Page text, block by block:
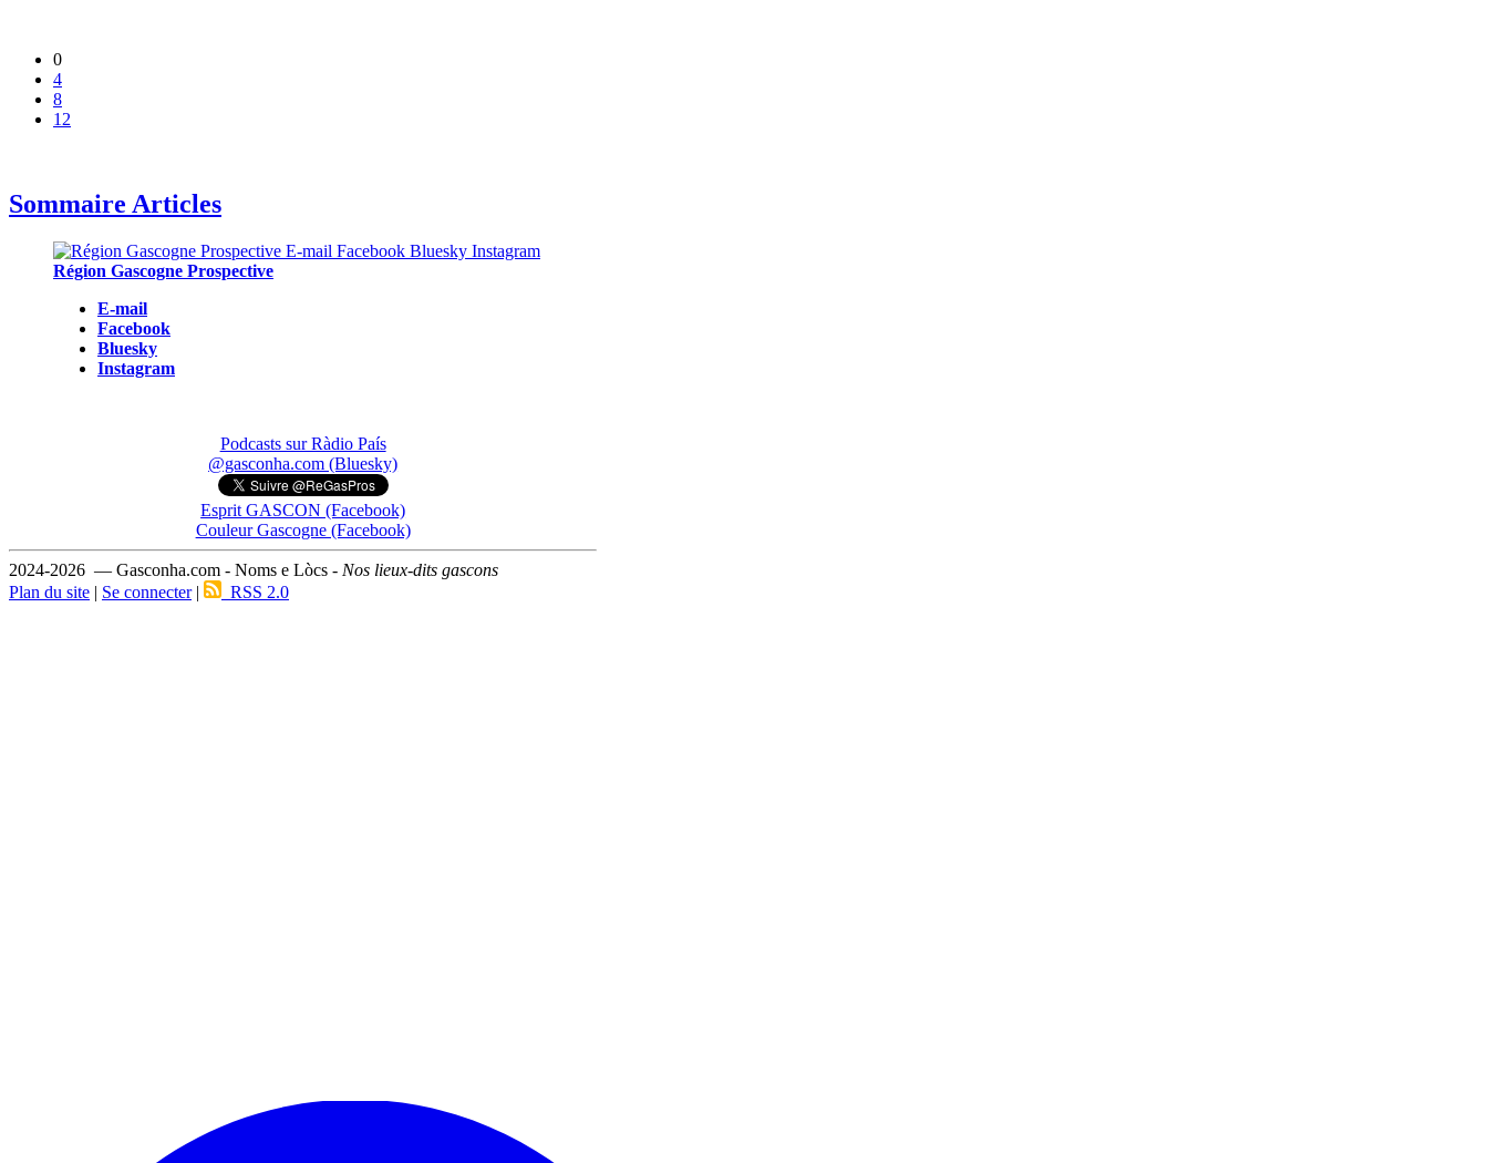
0
4
8
12
Sommaire Articles
Région Gascogne Prospective
E-mail
Facebook
Bluesky
Instagram
Podcasts sur Ràdio País
@gasconha.com (Bluesky)
Esprit GASCON (Facebook)
Couleur Gascogne (Facebook)
2024-2026 — Gasconha.com - Noms e Lòcs - Nos lieux-dits gascons
Plan du site | Se connecter| RSS 2.0